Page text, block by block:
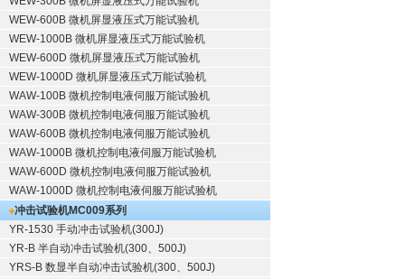
WEW-600B 微机屏显液压式万能试验机
WEW-1000B 微机屏显液压式万能试验机
WEW-600D 微机屏显液压式万能试验机
WEW-1000D 微机屏显液压式万能试验机
WAW-100B 微机控制电液伺服万能试验机
WAW-300B 微机控制电液伺服万能试验机
WAW-600B 微机控制电液伺服万能试验机
WAW-1000B 微机控制电液伺服万能试验机
WAW-600D 微机控制电液伺服万能试验机
WAW-1000D 微机控制电液伺服万能试验机
冲击试验机MC009系列
YR-1530 手动冲击试验机(300J)
YR-B 半自动冲击试验机(300、500J)
YRS-B 数显半自动冲击试验机(300、500J)